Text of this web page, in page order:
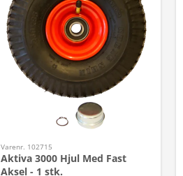
Varenr. 102715
Aktiva 3000 Hjul Med Fast
Aksel - 1 stk.